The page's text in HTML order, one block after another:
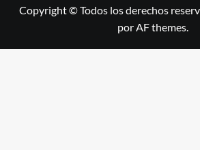
Copyright © Todos los derechos
por AF themes.